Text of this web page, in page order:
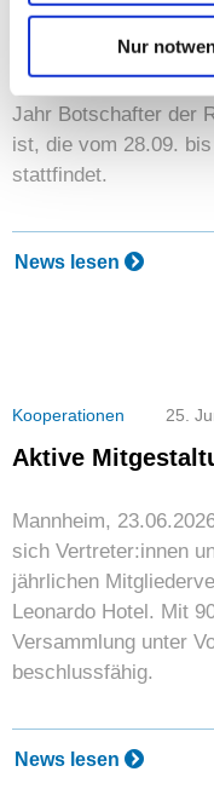
Nur
Grid Integration
15.07.2026 – Wir
Jahr Botschafter der
ist, die vom 28.09.
stattfindet.
News lesen
Kooperationen 25.
Aktive
Mannheim,
sich Vertreter:innen
jährlichen
Leonardo Hotel. Mit
Versammlung unter
beschlussfähig.
News lesen